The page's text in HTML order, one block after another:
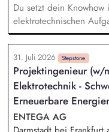
Du setzt dein
elektrotechnischen
und Betrieb (Wind und
Anbindung ein. Bei der
Projekten im Rahmen
deine Unterstützung.
Anlagenlieferanten
Anlagenkonstellationen
zur elektrischen
übernimmst die
31. Juli 2026 Stepstone
Projektingenieur (w/
Elektrotechnik -
Erneuerbare
ENTEGA AG